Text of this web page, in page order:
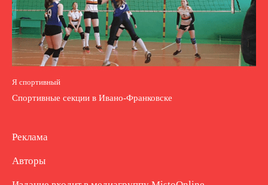
Я спортивный
Спортивные секции в Ивано-Франковске
Реклама
Авторы